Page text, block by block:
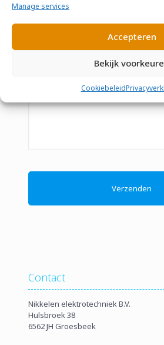
Manage services
Accepteren
Bekijk
Cookiebeleid
Bericht: *
Beschrijf zo goed mogelijk waar u contact
Contact
Nikkelen elektrotechniek B.V.
Hulsbroek 38
6562 JH Groesbeek